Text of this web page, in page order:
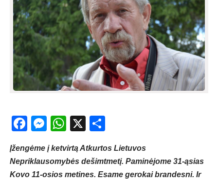
Facebook
Messenger
WhatsApp
X
Įžengėme į ketvirtą Atkurtos Lietuvos
Nepriklausomybės dešimtmetį. Paminėjome 31-ąsias
Kovo 11-osios metines. Esame gerokai brandesni. Ir